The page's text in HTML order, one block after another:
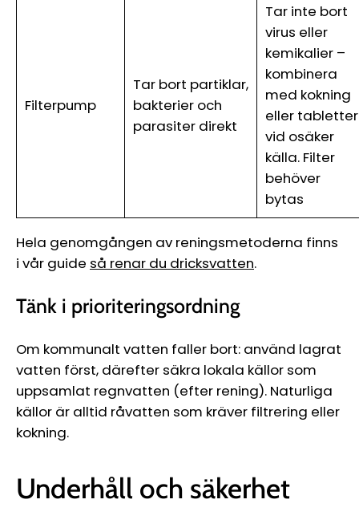
Filterpump
Tar bort partiklar,
bakterier och
parasiter direkt
Tar inte bort
virus eller
kemikalier –
kombinera
med kokning
eller tabletter
vid osäker
källa. Filter
behöver
bytas
Hela genomgången av reningsmetoderna finns
i vår guide så renar du dricksvatten.
Tänk i prioriteringsordning
Om kommunalt vatten faller bort: använd lagrat
vatten först, därefter säkra lokala källor som
uppsamlat regnvatten (efter rening). Naturliga
källor är alltid råvatten som kräver filtrering eller
kokning.
Underhåll och säkerhet